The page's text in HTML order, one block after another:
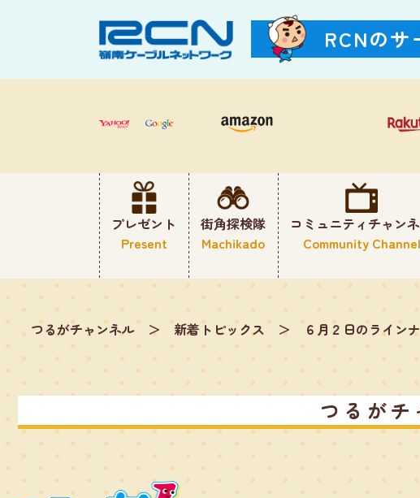
RCNのサ
プレゼント
Present
街角探検隊
Machikado
コミュニティチャン
Community Channel
つるがチャンネル ＞ 新着トピックス ＞ ６月２日のライン
つるがチ